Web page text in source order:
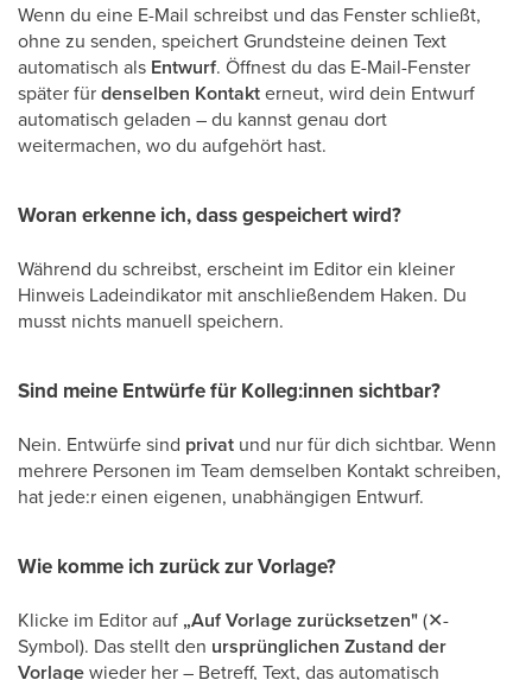
Wenn du eine E-Mail schreibst und das Fenster schließt,
ohne zu senden, speichert Grundsteine deinen Text
automatisch als Entwurf. Öffnest du das E-Mail-Fenster
später fürdenselben Kontakterneut, wird dein Entwurf
automatisch geladen – du kannst genau dort
weitermachen, wo du aufgehört hast.
Woran erkenne ich, dass gespeichert wird?
Während du schreibst, erscheint im Editor ein kleiner
Hinweis Ladeindikator mit anschließendem Haken. Du
musst nichts manuell speichern.
Sind meine Entwürfe für Kolleg:innen sichtbar?
Nein. Entwürfe sind privat und nur für dich sichtbar. Wenn
mehrere Personen im Team demselben Kontakt schreiben,
hat jede:r einen eigenen, unabhängigen Entwurf.
Wie komme ich zurück zur Vorlage?
Klicke im Editor auf „Auf Vorlage zurücksetzen"(✕-
Symbol). Das stellt den ursprünglichen Zustand der
Vorlagewieder her – Betreff, Text, das automatisch